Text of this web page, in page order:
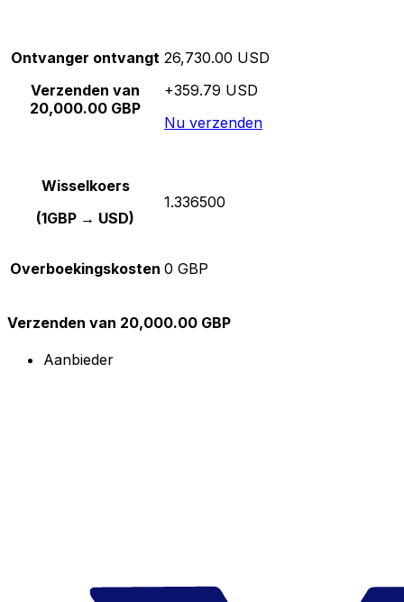
Ontvanger ontvangt
Verzenden van
20,000.00 GBP
26,730.00 USD
+359.79 USD
Nu verzenden
Wisselkoers
(1GBP → USD)
1.336500
Overboekingskosten 0 GBP
Verzenden van 20,000.00 GBP
Aanbieder